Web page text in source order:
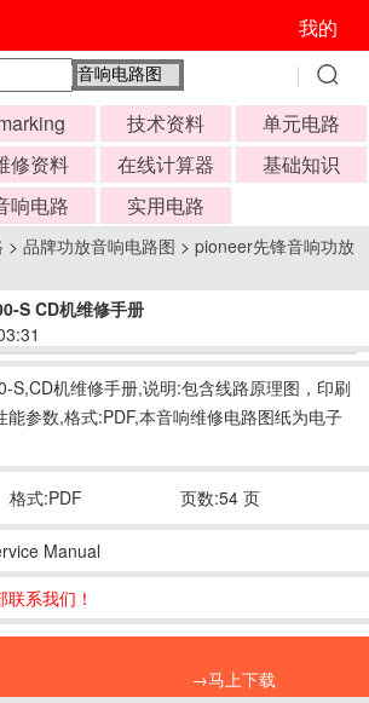
我的
技术资料
单元电路
修资料 在线计算器
基础知识
响电路 实用电路
> 品牌功放音响电路图 > pioneer先锋音响功放
S CD机维修手册
S,CD机维修手册,说明:包含线路原理图，印刷
能参数,格式:PDF,本音响维修电路图纸为电子
格式:PDF 页数:54 页
Manual
系我们！
→马上下载